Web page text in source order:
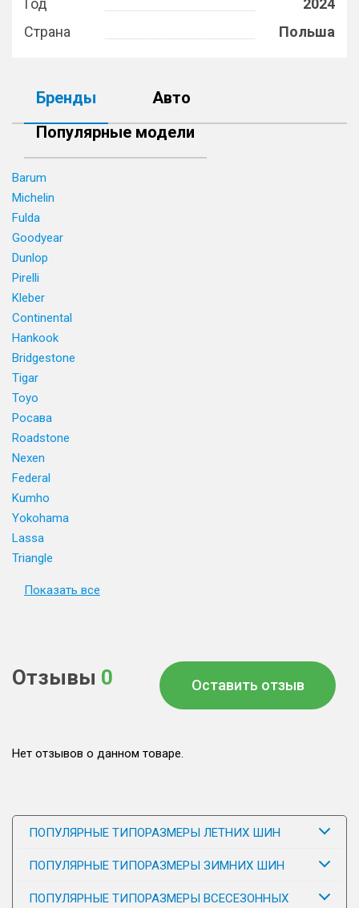
Год
2024
Страна
Польша
Бренды
Авто
Популярные модели
Barum
Michelin
Fulda
Goodyear
Dunlop
Pirelli
Kleber
Continental
Hankook
Bridgestone
Tigar
Toyo
Росава
Roadstone
Nexen
Federal
Kumho
Yokohama
Lassa
Triangle
Показать все
Отзывы 0 Оставить отзыв
Нет отзывов о данном товаре.
ПОПУЛЯРНЫЕ ТИПОРАЗМЕРЫ ЛЕТНИХ ШИН
ПОПУЛЯРНЫЕ ТИПОРАЗМЕРЫ ЗИМНИХ ШИН
ПОПУЛЯРНЫЕ ТИПОРАЗМЕРЫ ВСЕСЕЗОННЫХ